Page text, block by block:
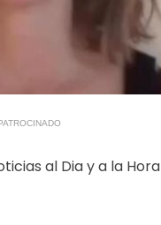
al Dia y a la Hora